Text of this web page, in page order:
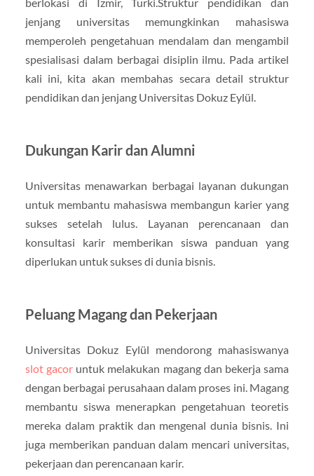
jenjang universitas memungkinkan mahasiswa
memperoleh pengetahuan mendalam dan mengambil
spesialisasi dalam berbagai disiplin ilmu. Pada artikel
kali ini, kita akan membahas secara detail struktur
pendidikan dan jenjang Universitas Dokuz Eylül.
Dukungan Karir dan Alumni
Universitas menawarkan berbagai layanan dukungan
untuk membantu mahasiswa membangun karier yang
sukses setelah lulus. Layanan perencanaan dan
konsultasi karir memberikan siswa panduan yang
diperlukan untuk sukses di dunia bisnis.
Peluang Magang dan Pekerjaan
Universitas Dokuz Eylül mendorong mahasiswanya
slot gacor untuk melakukan magang dan bekerja sama
dengan berbagai perusahaan dalam proses ini. Magang
membantu siswa menerapkan pengetahuan teoretis
mereka dalam praktik dan mengenal dunia bisnis. Ini
juga memberikan panduan dalam mencari universitas,
pekerjaan dan perencanaan karir.